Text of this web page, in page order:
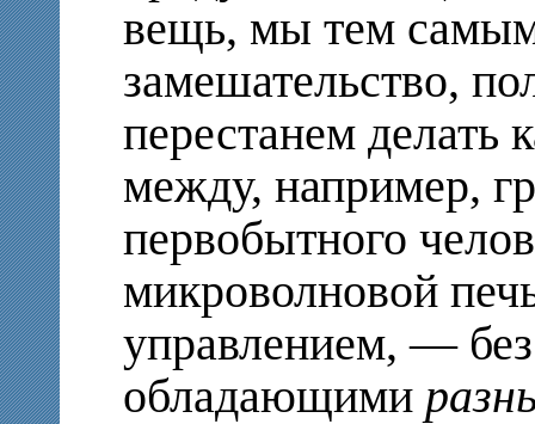
вещь, мы тем
замешательство,
перестанем делать
между, например,
первобытного
микроволновой
управлением, —
обладающими